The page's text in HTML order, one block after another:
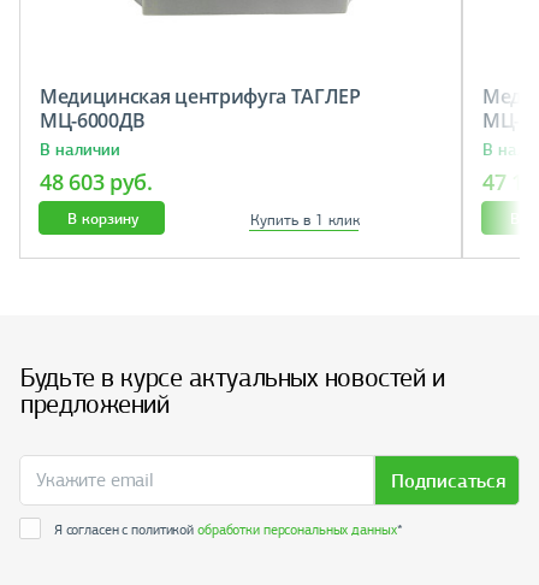
Медицинская центрифуга ТАГЛЕР
МЦ-6000ДВ
В наличии
48 603 руб.
В корзину Купить в 1 клик
МЦ-
В
47
В
Будьте в курсе актуальных новостей и
предложений
Подписаться
Я согласен с политикойобработки персональных данных*